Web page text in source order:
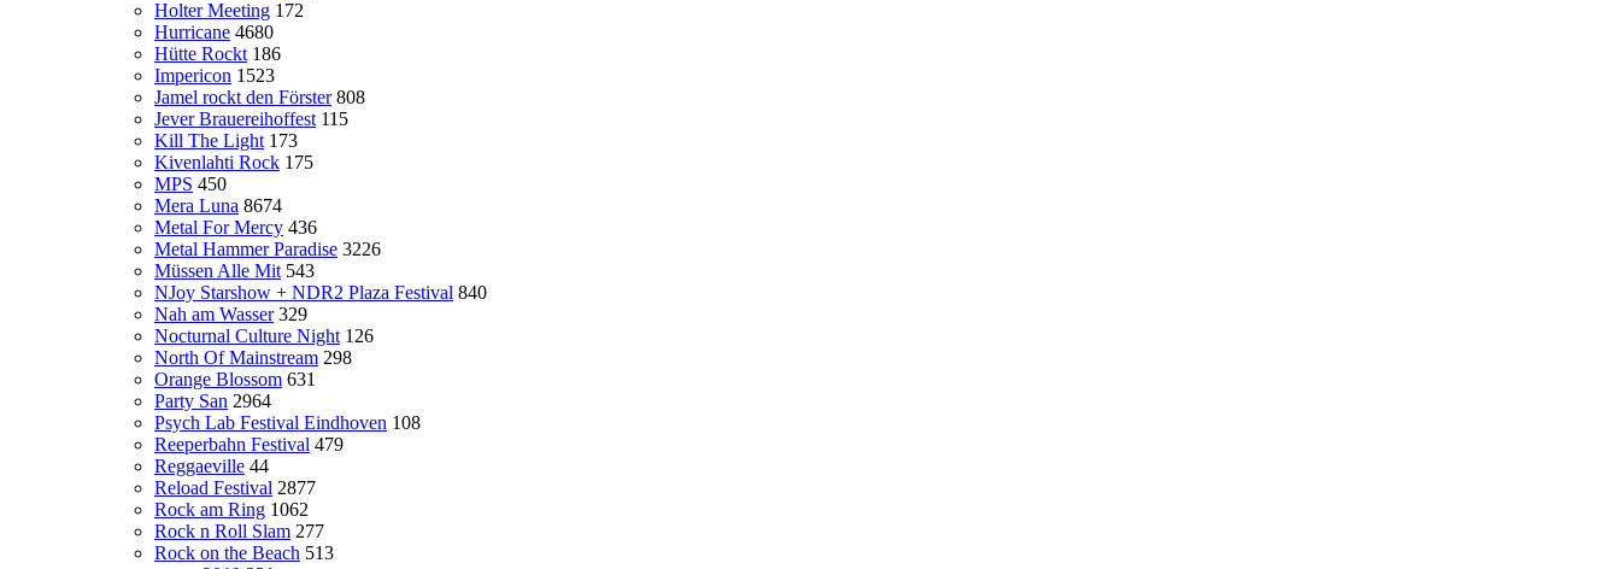
Holter Meeting 172
Hurricane 4680
Hütte Rockt 186
Impericon 1523
Jamel rockt den Förster 808
Jever Brauereihoffest 115
Kill The Light 173
Kivenlahti Rock 175
MPS 450
Mera Luna 8674
Metal For Mercy 436
Metal Hammer Paradise 3226
Müssen Alle Mit 543
NJoy Starshow + NDR2 Plaza Festival 840
Nah am Wasser 329
Nocturnal Culture Night 126
North Of Mainstream 298
Orange Blossom 631
Party San 2964
Psych Lab Festival Eindhoven 108
Reeperbahn Festival 479
Reggaeville 44
Reload Festival 2877
Rock am Ring 1062
Rock n Roll Slam 277
Rock on the Beach 513